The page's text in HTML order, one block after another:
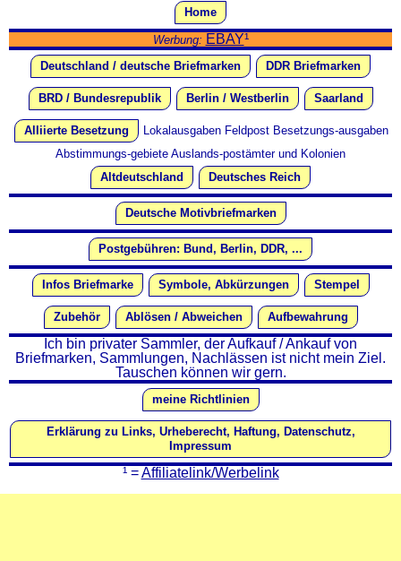
Home
Werbung: EBAY¹
Deutschland / deutsche Briefmarken DDR Briefmarken
BRD / Bundesrepublik Berlin / Westberlin Saarland
Alliierte Besetzung Lokalausgaben Feldpost Besetzungs-ausgaben
Abstimmungs-gebiete Auslands-postämter und Kolonien
Altdeutschland
Deutsches Reich
Deutsche Motivbriefmarken
Postgebühren: Bund, Berlin, DDR, ...
Infos Briefmarke Symbole, Abkürzungen Stempel
Zubehör Ablösen / Abweichen Aufbewahrung
Ich bin privater Sammler, der Aufkauf / Ankauf von
Briefmarken, Sammlungen, Nachlässen ist nicht mein Ziel.
Tauschen können wir gern.
meine Richtlinien
Erklärung zu Links, Urheberecht, Haftung, Datenschutz,
Impressum
¹ =Affiliatelink/Werbelink